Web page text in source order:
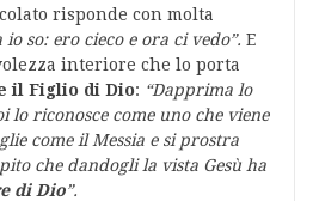
risponde con molta
io so: ero cieco e ora ci vedo”. E
interiore che lo porta
il Figlio di Dio: “Dapprima lo
lo riconosce come uno che viene
come il Messia e si prostra
che dandogli la vista Gesù ha
di Dio”.